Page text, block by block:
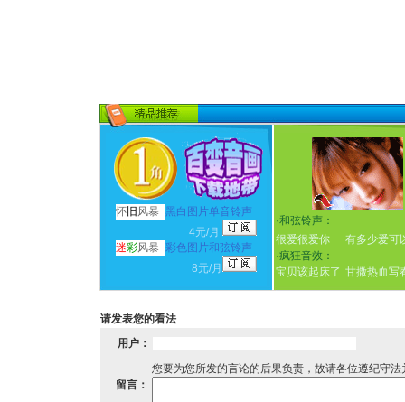
怀 旧 风暴
黑白图片单音铃声
4元/月
迷彩风暴 彩色图片和弦铃声
8元/月
·和弦铃声：
很爱很爱你
有多少爱可
·疯狂音效：
宝贝该起床了 甘撒热血写
请发表您的看法
用户：
您要为您所发的言论的后果负责，故请各位遵纪守
留言：